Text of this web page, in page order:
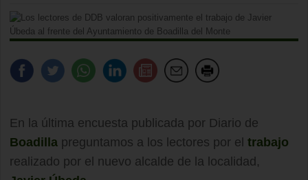
En la última encuesta publicada por Diario de
Boadilla preguntamos a los lectores por el trabajo
realizado por el nuevo alcalde de la localidad,